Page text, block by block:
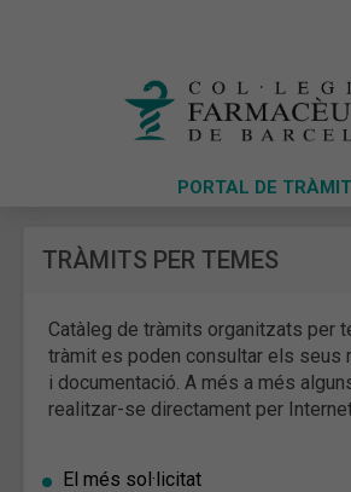
PORTAL DE
TRÀMITS PER TEMES
Catàleg de tràmits organitzats per
tràmit es poden consultar els seus
i documentació. A més a més
realitzar-se directament per
El més sol·licitat